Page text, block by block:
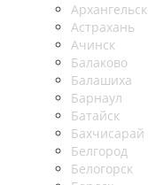
Архангельск
Астрахань
Ачинск
Балаково
Балашиха
Барнаул
Батайск
Бахчисарай
Белгород
Белогорск